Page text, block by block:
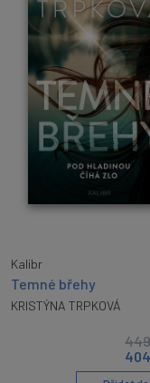
Kalibr
Temné břehy
KRISTÝNA TRPKOVÁ